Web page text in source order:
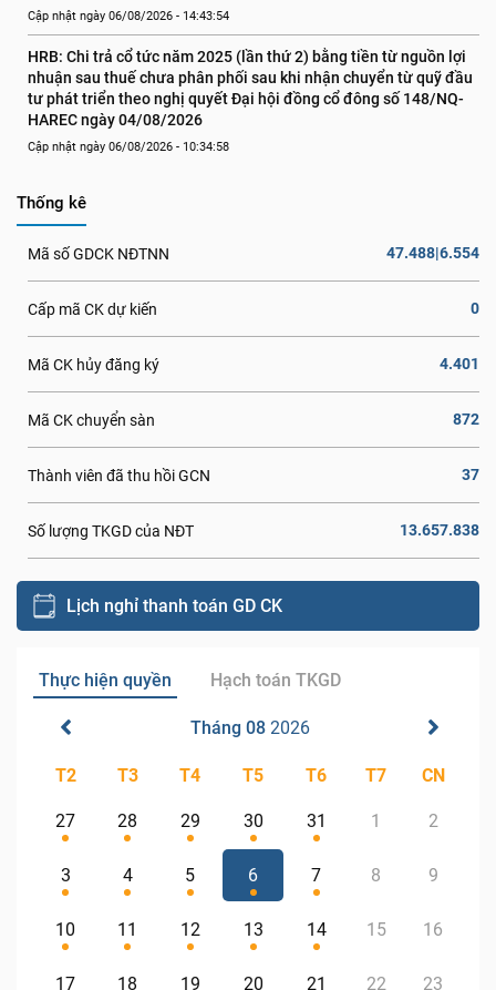
Cập nhật ngày 06/08/2026 - 14:43:54
HRB: Chi trả cổ tức năm 2025 (lần thứ 2) bằng tiền từ nguồn lợi
nhuận sau thuế chưa phân phối sau khi nhận chuyển từ quỹ đầu
tư phát triển theo nghị quyết Đại hội đồng cổ đông số 148/NQ-
HAREC ngày 04/08/2026
Cập nhật ngày 06/08/2026 - 10:34:58
Thống kê
Mã số GDCK NĐTNN 47.488|6.554
Cấp mã CK dự kiến 0
Mã CK hủy đăng ký 4.401
Mã CK chuyển sàn 872
Thành viên đã thu hồi GCN 37
Số lượng TKGD của NĐT 13.657.838
Lịch nghỉ thanh toán GD CK
Thực hiện quyền Hạch toán TKGD
Tháng 08 2026
T2 T3 T4 T5 T6 T7 CN
27 28 29 30 31 1 2
3 4 5 6 7 8 9
10 11 12 13 14 15 16
17 18 19 20 21 22 23